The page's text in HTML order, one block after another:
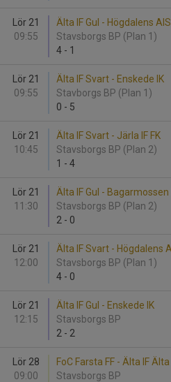
Lör 21
09:55
Älta IF Gul - Högdalens AIS
Stavsborgs BP (Plan 1)
4 - 1
Lör 21
09:55
Älta IF Svart - Enskede IK
Stavborgs BP (Plan 1)
0 - 5
Lör 21
10:45
Älta IF Svart - Järla IF FK
Stavsborgs BP (Plan 2)
1 - 4
Lör 21
11:30
Älta IF Gul -
Stavsborgs BP (Plan 2)
2 - 0
Lör 21
12:00
Älta IF Svart - Högdalens
Stavsborgs BP (Plan 1)
4 - 0
Lör 21
12:15
Älta IF Gul - Enskede IK
Stavsborgs BP
2 - 2
Lör 28
09:00
FoC Farsta FF - Älta IF Älta
Stavsborgs BP